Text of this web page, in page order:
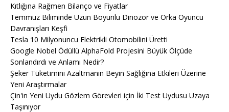
Kıtlığına Rağmen Bilanço ve Fiyatlar
Temmuz Biliminde Uzun Boyunlu Dinozor ve Orka Oyuncu
Davranışları Keşfi
Tesla 10 Milyonuncu Elektrikli Otomobilini Üretti
Google Nobel Ödüllü AlphaFold Projesini Büyük Ölçüde
Sonlandırdı ve Anlamı Nedir?
Şeker Tüketimini Azaltmanın Beyin Sağlığına Etkileri Üzerine
Yeni Araştırmalar
Çin'in Yeni Uydu Gözlem Görevleri için İki Test Uydusu Uzaya
Taşınıyor